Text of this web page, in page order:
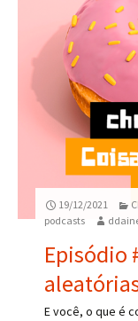
19/12/2021
podcasts
Episódio
E você, o que é